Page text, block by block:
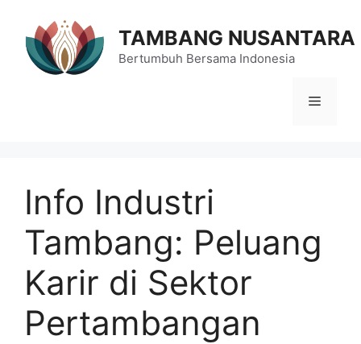
TAMBANG NUSANTARA
Bertumbuh Bersama Indonesia
Menu
Info Industri
Tambang: Peluang
Karir di Sektor
Pertambangan